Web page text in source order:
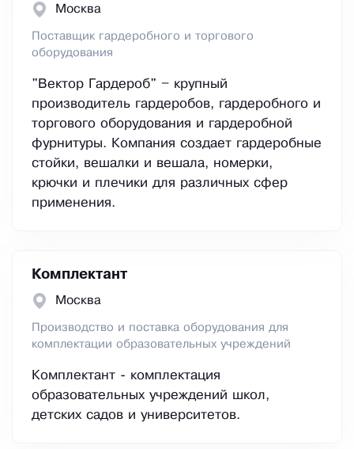
Москва
Поставщик гардеробного и торгового
оборудования
"Вектор Гардероб" – крупный
производитель гардеробов, гардеробного и
торгового оборудования и гардеробной
фурнитуры. Компания создает гардеробные
стойки, вешалки и вешала, номерки,
крючки и плечики для различных сфер
применения.
Комплектант
Москва
Производство и поставка оборудования для
комплектации образовательных учреждений
Комплектант - комплектация
образовательных учреждений школ,
детских садов и университетов.